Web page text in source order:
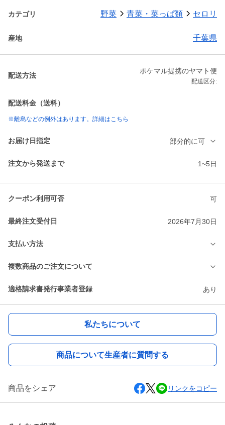
カテゴリ 野菜 青菜・菜っぱ類 セロリ
産地 千葉県
配送方法
ポケマル提携のヤマト便
配送区分:
配送料金（送料）
※離島などの例外はあります。詳細はこちら
お届け日指定 部分的に可
注文から発送まで 1~5日
クーポン利用可否 可
最終注文受付日 2026年7月30日
支払い方法
複数商品のご注文について
適格請求書発行事業者登録 あり
私たちについて
商品について生産者に質問する
商品をシェア リンクをコピー